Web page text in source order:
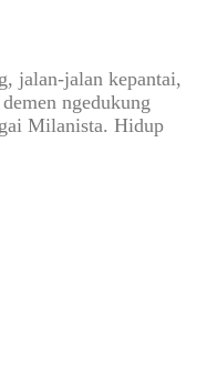
jalan-jalan kepantai,
ngedukung
Milanista. Hidup